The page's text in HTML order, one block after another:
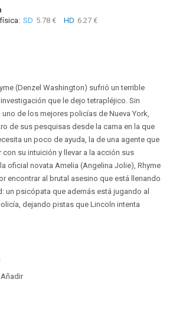
SD 5.78 € HD 6.27 €
(Denzel Washington) sufrió un terrible
que le dejo tetrapléjico. Sin
de los mejores policías de Nueva York,
de sus pesquisas desde la cama en la que
un poco de ayuda, la de una agente que
su intuición y llevar a la acción sus
oficial novata Amelia (Angelina Jolie), Rhyme
encontrar al brutal asesino que está llenando
un psicópata que además está jugando al
dejando pistas que Lincoln intenta
Añadir